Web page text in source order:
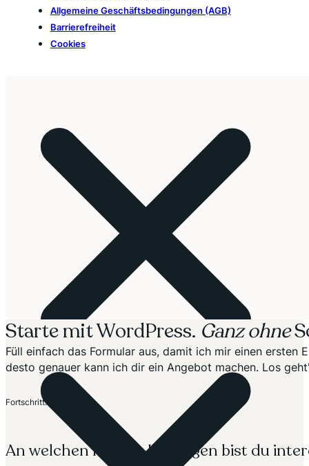
Allgemeine Geschäftsbedingungen (AGB)
Barrierefreiheit
Cookies
Starte mit WordPress. Ganz ohne
Füll einfach das Formular aus, damit ich mir einen
desto genauer kann ich dir ein Angebot machen. Los
Abschnitt
Fortschritt: 20%
An welchen meiner Lösungen bist du